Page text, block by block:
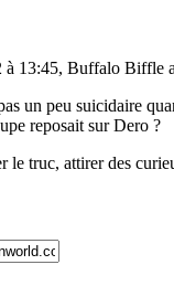
à 13:45, Buffalo Biffle
un peu suicidaire
reposait sur Dero ?
le truc, attirer des